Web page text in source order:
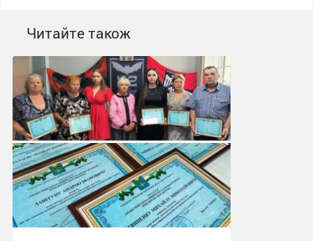
Читайте також